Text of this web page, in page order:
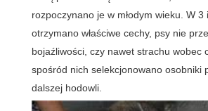
rozpoczynano je w młodym wieku. W 3
otrzymano właściwe cechy, psy nie
bojaźliwości, czy nawet strachu wobec
spośród nich selekcjonowano osobniki
dalszej hodowli.